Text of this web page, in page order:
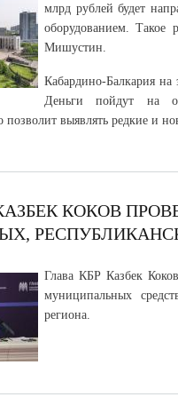
млрд рублей будет
оборудованием. Такое
Мишустин.
Кабардино-Балкария
Деньги пойдут на
позволит выявлять редкие и
КОКОВ
Глава КБР Казбек
муниципальных
региона.